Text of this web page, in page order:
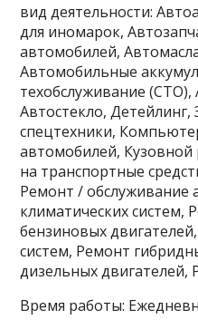
вид деятельности:
для иномарок,
автомобилей,
Автомобильные
техобслуживание (СТО),
Автостекло, Детейлинг,
спецтехники,
автомобилей,
на транспортные
Ремонт / обслуживание
климатических
бензиновых
систем, Ремонт
дизельных двигателей,
Время работы: